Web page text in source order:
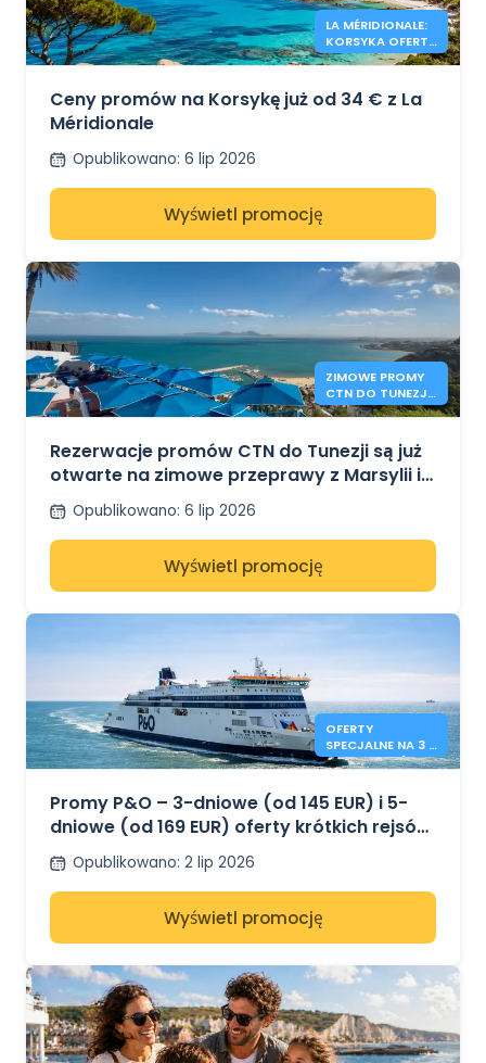
LA MÉRIDIONALE:
KORSYKA OFERTY
OD 34€
Ceny promów na Korsykę już od 34 € z La
Méridionale
Opublikowano: 6 lip 2026
Wyświetl promocję
ZIMOWE PROMY
CTN DO TUNEZJI
Z MARSYLII I
Rezerwacje promów CTN do Tunezji są już
otwarte na zimowe przeprawy z Marsylii i
GenuiOpublikowano: 6 lip 2026
Wyświetl promocję
OFERTY
SPECJALNE NA 3 I
5 DNI PROMÓW
Promy P&O – 3-dniowe (od 145 EUR) i 5-
dniowe (od 169 EUR) oferty krótkich rejsów
– z Dover do Calais
Opublikowano: 2 lip 2026
Wyświetl promocję